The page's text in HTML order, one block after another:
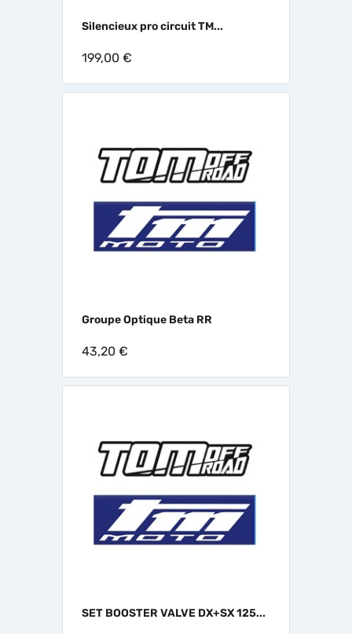
Silencieux pro circuit TM...
199,00 €
Groupe Optique Beta RR
43,20 €
SET BOOSTER VALVE DX+SX 125...